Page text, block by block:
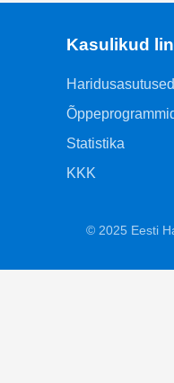
Kasulikud
Haridusasutused
Statistika
KKK
© 2025 Eesti